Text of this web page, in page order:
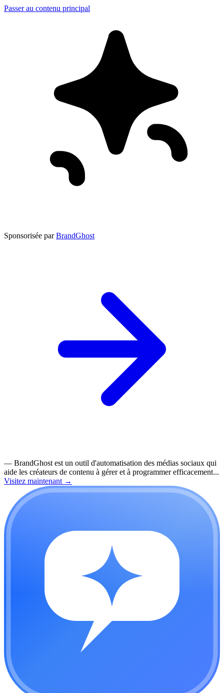
Passer au contenu principal
Sponsorisée par BrandGhost
— BrandGhost est un outil d'automatisation des médias sociaux qui
aide les créateurs de contenu à gérer et à programmer efficacement...
Visitez maintenant →